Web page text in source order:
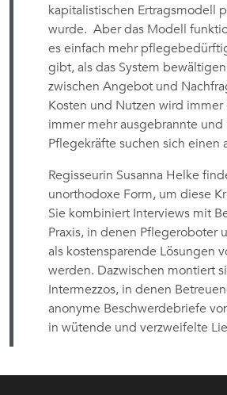
kapitalistischen Ertragsmodell
wurde. Aber das Modell
es einfach mehr
gibt, als das System
zwischen Angebot und
Kosten und Nutzen wird immer
immer mehr ausgebrannte und
Pflegekräfte suchen sich einen
Regisseurin Susanna Helke
unorthodoxe Form, um diese
Sie kombiniert Interviews mit
Praxis, in denen Pflegeroboter
als kostensparende Lösungen
werden. Dazwischen montiert
Intermezzos, in denen
anonyme Beschwerdebriefe
in wütende und verzweifelte